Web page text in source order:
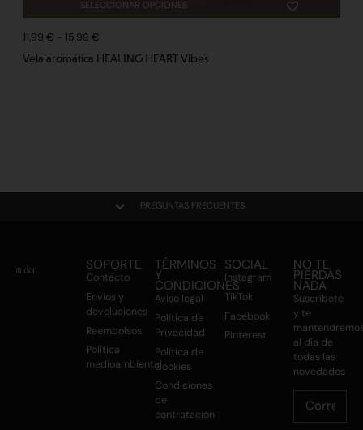
SELECCIONAR OPCIONES
Vela aromática HEALING HEART Vibes
11,99 € - 15,99 €
PREGUNTAS FRECUENTES
SOPORTE
Contacto
Envíos y
devoluciones
Reembolsos
Política
medioambiental
TÉRMINOS
Y
CONDICIONES
Aviso legal
Política de
Privacidad
Política de
Cookies
Condiciones
de
contratación
SOCIAL
Instagram
TikTok
Facebook
Pinterest
NO TE
PIERDAS
NADA
Suscríbete
y te
al día de
todas las
novedades